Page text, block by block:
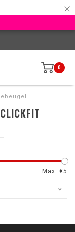
×
0
Max: €5